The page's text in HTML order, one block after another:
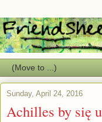
Sunday, April 24, 2016
Achilles by się